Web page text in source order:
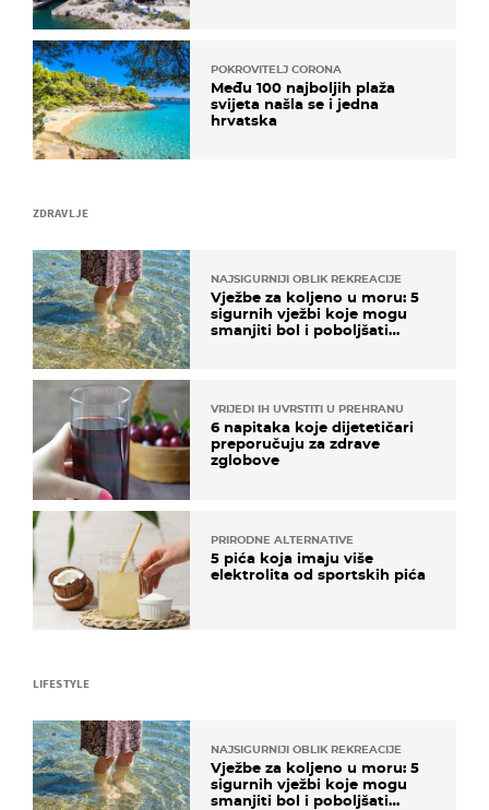
ZDRAVLJE
NAJSIGURNIJI OBLIK REKREACIJE
Vježbe za koljeno u moru: 5
sigurnih vježbi koje mogu
smanjiti bol i poboljšati
VRIJEDI IH UVRSTITI U PREHRANU
6 napitaka koje dijetetičari
preporučuju za zdrave
zglobove
PRIRODNE ALTERNATIVE
5 pića koja imaju više
elektrolita od sportskih pića
POKROVITELJ CORONA
Među 100 najboljih plaža
svijeta našla se i jedna
hrvatska
LIFESTYLE
NAJSIGURNIJI OBLIK REKREACIJE
Vježbe za koljeno u moru: 5
sigurnih vježbi koje mogu
smanjiti bol i poboljšati